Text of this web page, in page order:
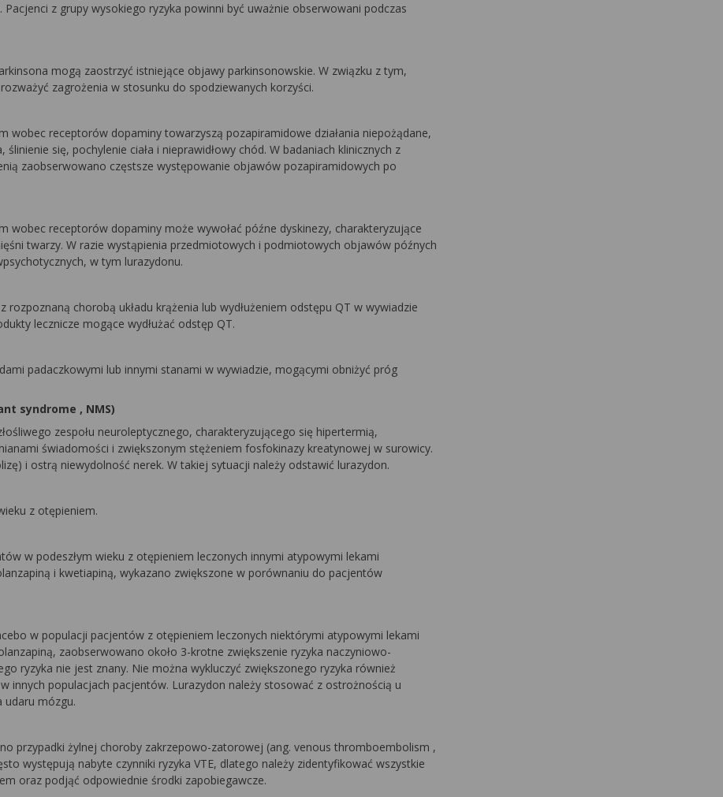
z grupy wysokiego ryzyka powinni być uważnie obserwowani podczas
mogą zaostrzyć istniejące objawy parkinsonowskie. W związku z tym,
zagrożenia w stosunku do spodziewanych korzyści.
wobec receptorów dopaminy towarzyszą pozapiramidowe działania niepożądane,
się, pochylenie ciała i nieprawidłowy chód. W badaniach klinicznych z
zaobserwowano częstsze występowanie objawów pozapiramidowych po
wobec receptorów dopaminy może wywołać późne dyskinezy, charakteryzujące
twarzy. W razie wystąpienia przedmiotowych i podmiotowych objawów późnych
w tym lurazydonu.
chorobą układu krążenia lub wydłużeniem odstępu QT w wywiadzie
lecznicze mogące wydłużać odstęp QT.
padaczkowymi lub innymi stanami w wywiadzie, mogącymi obniżyć próg
syndrome , NMS)
zespołu neuroleptycznego, charakteryzującego się hipertermią,
świadomości i zwiększonym stężeniem fosfokinazy kreatynowej w surowicy.
i ostrą niewydolność nerek. W takiej sytuacji należy odstawić lurazydon.
z otępieniem.
w podeszłym wieku z otępieniem leczonych innymi atypowymi lekami
i kwetiapiną, wykazano zwiększone w porównaniu do pacjentów
w populacji pacjentów z otępieniem leczonych niektórymi atypowymi lekami
zaobserwowano około 3-krotne zwiększenie ryzyka naczyniowo-
ryzyka nie jest znany. Nie można wykluczyć zwiększonego ryzyka również
innych populacjach pacjentów. Lurazydon należy stosować z ostrożnością u
udaru mózgu.
przypadki żylnej choroby zakrzepowo-zatorowej (ang. venous thromboembolism ,
występują nabyte czynniki ryzyka VTE, dlatego należy zidentyfikować wszystkie
oraz podjąć odpowiednie środki zapobiegawcze.